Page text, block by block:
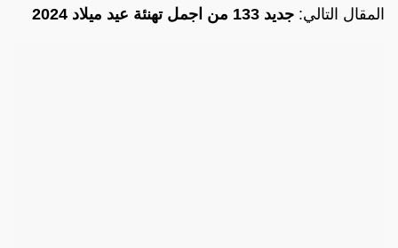
المقال التالي: جديد 133 من اجمل تهنئة عيد ميلاد 2024